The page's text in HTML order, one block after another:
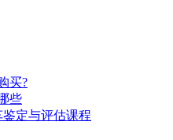
买?
些
定与评估课程